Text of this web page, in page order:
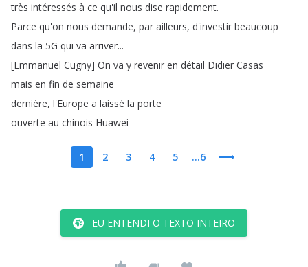
très intéressés à ce qu'il nous dise rapidement.
Parce qu'on nous demande, par ailleurs, d'investir beaucoup
dans la 5G qui va arriver...
[Emmanuel Cugny] On va y revenir en détail Didier Casas
mais en fin de semaine
dernière, l'Europe a laissé la porte
ouverte au chinois Huawei
1 2 3 4 5 ...6
EU ENTENDI O TEXTO INTEIRO